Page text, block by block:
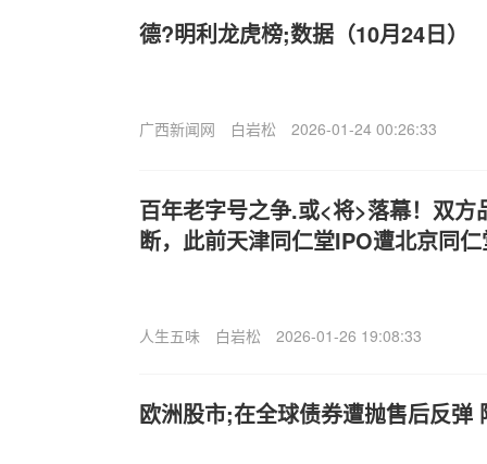
德?明利龙虎榜;数据（10月24日）
广西新闻网 白岩松 2026-01-24 00:26:33
百年老字号之争.或<将>落幕！双方
断，此前天津同仁堂IPO遭北京同
人生五味 白岩松 2026-01-26 19:08:33
欧洲股市;在全球债券遭抛售后反弹